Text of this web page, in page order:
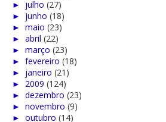
► julho (27)
► junho (18)
► maio (23)
► abril (22)
► março (23)
► fevereiro (18)
► janeiro (21)
► 2009 (124)
► dezembro (23)
► novembro (9)
► outubro (14)